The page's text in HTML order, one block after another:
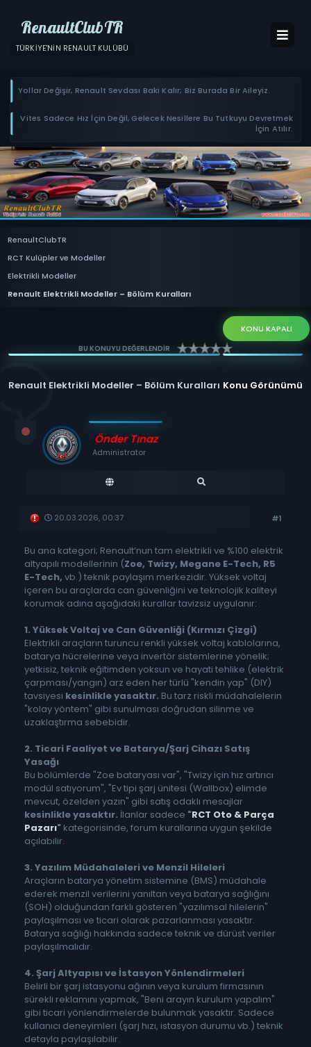
RenaultClubTR
TÜRKIYE'NIN RENAULT KULÜBÜ
Yollar Değişir, Renault Sevdası Baki Kalır; Biz Burada Bir Aileyiz.
Vites Sadece Hız İçin Değil, Gelecek Nesillere Bu Tutkuyu Devretmek
İçin Atılır.
RenaultClubTR
RCT Kulüpler ve Modeller
Elektrikli Modeller
Renault Elektrikli Modeller – Bölüm Kuralları
KONU KAPALI
BU KONUYU DEĞERLENDİR
Konu Görünümü
Renault Elektrikli Modeller – Bölüm Kuralları
Önder Tınaz
Administrator
20.03.2026, 00:37 #1
Bu ana kategori; Renault’nun tam elektrikli ve %100 elektrik
altyapılı modellerinin (Zoe, Twizy, Megane E-Tech, R5
E-Tech, vb.) teknik paylaşım merkezidir. Yüksek voltaj
içeren bu araçlarda can güvenliğini ve teknolojik kaliteyi
korumak adına aşağıdaki kurallar tavizsiz uygulanır:
1. Yüksek Voltaj ve Can Güvenliği (Kırmızı Çizgi)
Elektrikli araçların turuncu renkli yüksek voltaj kablolarına,
batarya hücrelerine veya invertör sistemlerine yönelik;
yetkisiz, teknik eğitimden yoksun ve hayati tehlike (elektrik
çarpması/yangın) arz eden her türlü "kendin yap" (DIY)
tavsiyesi kesinlikle yasaktır. Bu tarz riskli müdahalelerin
"kolay yöntem" gibi sunulması doğrudan silinme ve
uzaklaştırma sebebidir.
2. Ticari Faaliyet ve Batarya/Şarj Cihazı Satış
Yasağı
Bu bölümlerde "Zoe bataryası var", "Twizy için hız artırıcı
modül satıyorum", "Ev tipi şarj ünitesi (Wallbox) elimde
mevcut, özelden yazın" gibi satış odaklı mesajlar
kesinlikle yasaktır. İlanlar sadece "RCT Oto & Parça
Pazarı"kategorisinde, forum kurallarına uygun şekilde
açılabilir.
3. Yazılım Müdahaleleri ve Menzil Hileleri
Araçların batarya yönetim sistemine (BMS) müdahale
ederek menzil verilerini yanıltan veya batarya sağlığını
(SOH) olduğundan farklı gösteren "yazılımsal hilelerin"
paylaşılması ve ticari olarak pazarlanması yasaktır.
Batarya sağlığı hakkında sadece teknik ve dürüst veriler
paylaşılmalıdır.
4. Şarj Altyapısı ve İstasyon Yönlendirmeleri
Belirli bir şarj istasyonu ağının veya kurulum firmasının
sürekli reklamını yapmak, "Beni arayın kurulum yapalım"
gibi ticari yönlendirmelerde bulunmak yasaktır. Sadece
kullanıcı deneyimleri (şarj hızı, istasyon durumu vb.) teknik
detayla paylaşılabilir.